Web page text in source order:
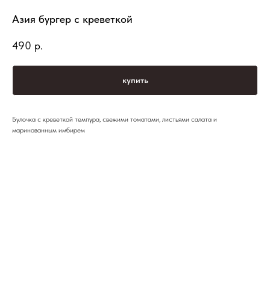
Азия бургер с креветкой
490 р.
купить
Булочка с креветкой темпура, свежими томатами, листьями салата и
маринованным имбирем